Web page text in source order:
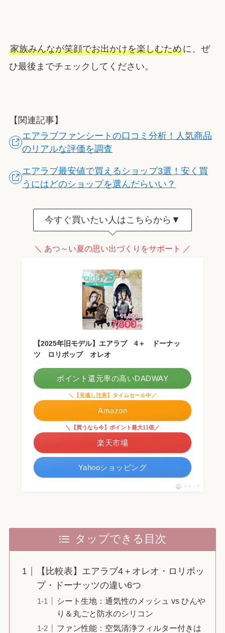
家族みんなが笑顔でお出かけを楽しむために、ぜ
ひ最後までチェックしてください。
【関連記事】
エアラブファンシートの口コミ分析！人気商品
のリアルな評価を調査
エアラブ最安値で買えるショップ3選！安く買
うにはどのショップを選んだらいい？
今すぐ買いたい人はこちらから▼
＼ あつ～い夏の思い出づくりをサポート ／
【2025年旧モデル】エアラブ 4＋ ドーナッ
ツ ロリポップ オレオ
＼【見逃し注意】タイムセール中／
Amazon
＼【買うなら今】ポイント最大11倍／
楽天市場
Yahooショッピング
ポイント還元率の高いDADWAY
ポチップ
タップできる目次
【比較表】エアラブ4＋オレオ・ロリポッ
プ・ドーナッツの違い6つ
シート生地：通気性のメッシュ vs ひんや
り＆丸ごと防水のシリコン
ファン性能：空気清浄フィルター付きは